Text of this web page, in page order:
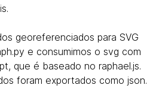
georeferenciados para SVG
e consumimos o svg com
que é baseado no raphael.js.
foram exportados como json.